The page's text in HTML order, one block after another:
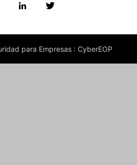
para Empresas : CyberEOP